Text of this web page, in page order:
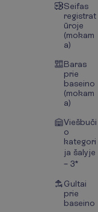
Seifas
registrat
ūroje
(mokam
a)
Baras
prie
baseino
(mokam
a)
Viešbuči
o
kategori
ja šalyje
– 3*
Gultai
prie
baseino